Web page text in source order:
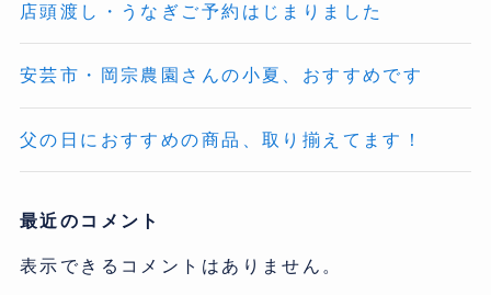
店頭渡し・うなぎご予約はじまりました
安芸市・岡宗農園さんの小夏、おすすめです
父の日におすすめの商品、取り揃えてます！
最近のコメント
表示できるコメントはありません。